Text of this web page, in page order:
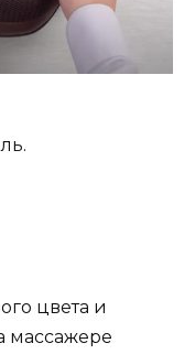
цвета и
массажере